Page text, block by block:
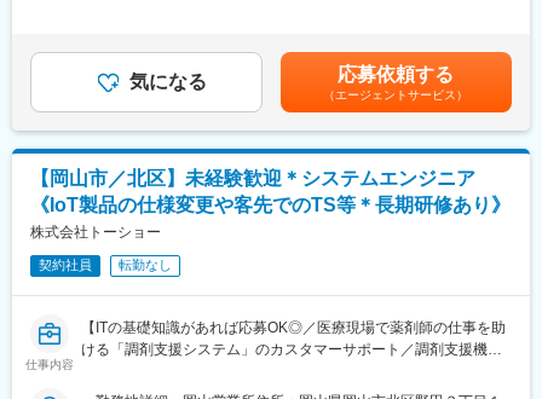
残業時間も月10時間程度、産休育休の取得実績も多数あり、育児
手当もございます。
導入研修が80時間あり、手厚いフォロー体制があります。
CRC社内認定制度を採用し、継続研修を充実させることで常に新
しい知識を身につけ、スキルアップできる環境を用意していま
す。
■キャリアステップ：
CRCとして幅広い経験を積むことや、スペシャリストとして特定
の疾患領域の専門的な経験を積んでいくことも可能です。
また、グループの垣根を超えCRCからSMAやCRAへのキャリアチ
ェンジ、事業の枠をこえ新たなキャリアにチャレンジされている
奮闘する医師やスタッフなど携わる相手が多いです。現在治療法
がなく苦しんでいる患者さんに対して薬を届けられ、最前線で治
療にあたる医師やスタッフのサポートを行え、無事に治験が終了
すれば喜びはひとしおです。
■同社の教育体制：同社は同業他社からだけはでなく、看護師など
未経験で転職してくる方も多く、教育体制を充実させています。
入社は原則偶数月と決まっており、同期入社者とともに2週間弱本
社にて集合研修を行います。会社のことや業務を遂行する上で必
要な法令から実務まで座学やロープレを交えながら学んでいきま
す。その後、各拠点に配属され業務を引継ぎながらOJT担当者と
で一人で担当を持てるようになります。その後も定期的に中途入
社者に対してフォローを行う体制が整っています。
・チームワーク：通常は1人で業務にあたることが多いですが、困
気になる 応募依頼する
（エージェントサービス）
【岡山市／北区】未経験歓迎＊システムエンジニア
《IoT製品の仕様変更や客先でのTS等＊長期研修あり》
株式会社トーショー
契約社員 転勤なし
仕事内容
【ITの基礎知識があれば応募OK◎／医療現場で薬剤師の仕事を助
ける「調剤支援システム」のカスタマーサポート／調剤支援機